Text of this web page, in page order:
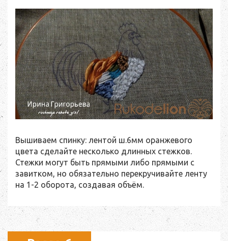
Вышиваем спинку: лентой ш.6мм оранжевого
цвета сделайте несколько длинных стежков.
Стежки могут быть прямыми либо прямыми с
завитком, но обязательно перекручивайте ленту
на 1-2 оборота, создавая объём.